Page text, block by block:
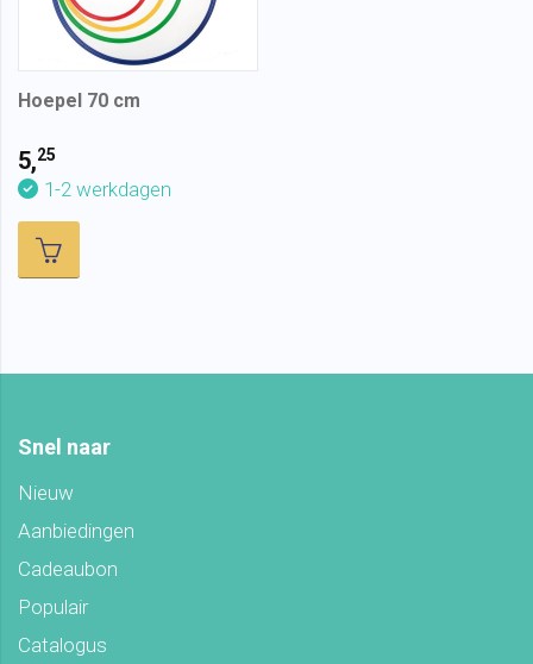
Hoepel 70 cm
5,25
1-2 werkdagen
Snel naar
Nieuw
Aanbiedingen
Cadeaubon
Populair
Catalogus